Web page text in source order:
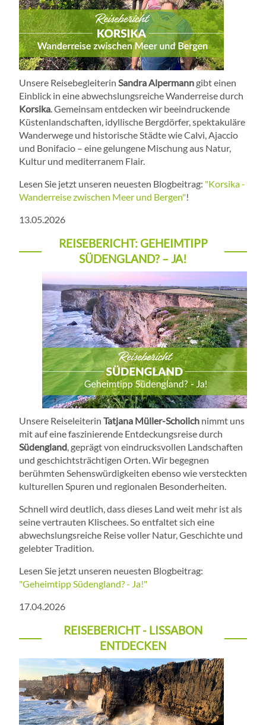
Unsere Reisebegleiterin Sandra Alpermann gibt einen
Einblick in eine abwechslungsreiche Wanderreise durch
Korsika. Gemeinsam entdecken wir beeindruckende
Küstenlandschaften, idyllische Bergdörfer, spektakuläre
Wanderwege und historische Städte wie Calvi, Ajaccio
und Bonifacio – eine gelungene Mischung aus Natur,
Kultur und mediterranem Flair.
Lesen Sie jetzt unseren neuesten Blogbeitrag: "Korsika -
Wanderreise zwischen Meer und Bergen"!
13.05.2026
REISEBERICHT: GEHEIMTIPP
SÜDENGLAND? – JA!
Unsere Reiseleiterin Tatjana Müller-Scholich nimmt uns
mit auf eine faszinierende Entdeckungsreise durch
Südengland, geprägt von eindrucksvollen Landschaften
und geschichtsträchtigen Orten. Wir begegnen
berühmten Sehenswürdigkeiten ebenso wie versteckten
kulturellen Spuren und regionalen Besonderheiten.
Schnell wird deutlich, dass dieses Land weit mehr ist als
seine vertrauten Klischees. So entfaltet sich eine
abwechslungsreiche Reise voller Natur, Geschichte und
gelebter Tradition.
Lesen Sie jetzt unseren neuesten Blogbeitrag:
"Geheimtipp Südengland? - Ja!"
17.04.2026
REISEBERICHT - LISSABON
ENTDECKEN